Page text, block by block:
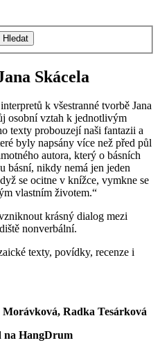
Skácela
k všestranné tvorbě Jana
osobní vztah k jednotlivým
texty probouzejí naši fantazii a
byly napsány více než před půl
autora, který o básních
básní, nikdy nemá jen jeden
se ocitne v knížce, vymkne se
vlastním životem.“
krásný dialog mezi
nonverbální.
texty, povídky, recenze i
Radka Tesárková
na HangDrum